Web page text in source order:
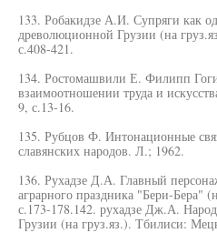
133. Робакидзе А.И. Супряги как
древолюционной Грузии (на
с.408-421.
134. Ростомашвили Е. Филипп
взаимоотношении труда и
9, с.13-16.
135. Рубцов Ф. Интонационные
славянских народов. Л.; 1962.
136. Рухадзе Д.А. Главный
аграрного праздника "Бери-Бера"
с.173-178.142. рухадзе Дж.А.
Грузии (на груз.яз.). Тбилиси: